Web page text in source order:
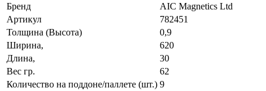
Бренд
AIC Magnetics Ltd
Артикул
782451
Толщина (Высота)
0,9
Ширина,
620
Длина,
30
Вес гр.
62
Количество на поддоне/паллете (шт.) 9